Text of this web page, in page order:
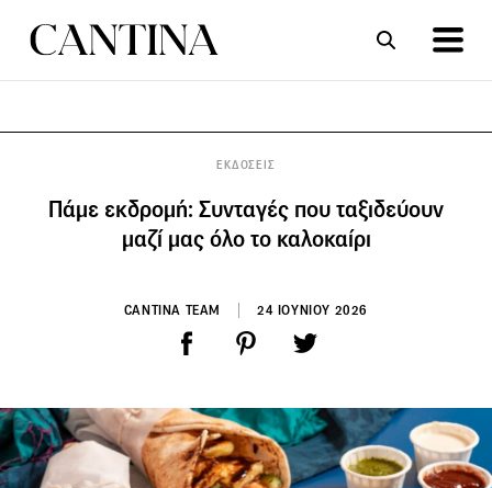
ΕΚΔΟΣΕΙΣ
Πάμε εκδρομή: Συνταγές που ταξιδεύουν
μαζί μας όλο το καλοκαίρι
CANTINA TEAM 24 ΙΟΥΝΙΟΥ 2026